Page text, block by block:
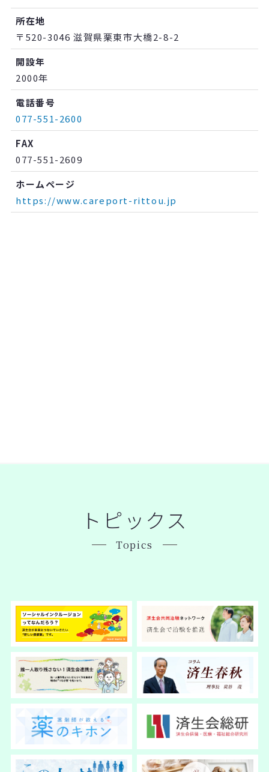
所在地
〒520-3046 滋賀県栗東市大橋2-8-2
開設年
2000年
電話番号
077-551-2600
FAX
077-551-2609
ホームページ
https://www.careport-rittou.jp
トピックス
Topics